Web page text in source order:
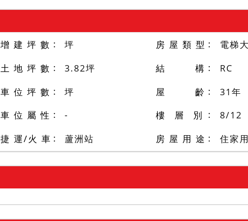
增 建 坪 數
坪
土 地 坪 數
3.82坪
車 位 坪 數
坪
車 位 屬 性
-
捷 運/火 車
蘆洲站
房 屋 類 型
電梯
結 構
RC
屋 齡
31 年
樓 層 別
8/12
房 屋 用 途
住家